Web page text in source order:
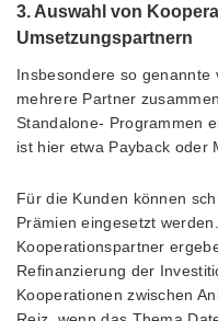
3. Auswahl von
Umsetzungspartnern
Insbesondere so genannte
mehrere Partner
Standalone- Programmen
ist hier etwa Payback oder
Für die Kunden können
Prämien eingesetzt
Kooperationspartner
Refinanzierung der
Kooperationen zwischen